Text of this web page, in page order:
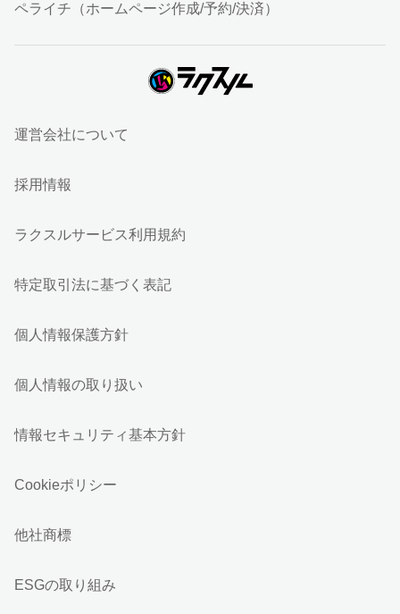
ペライチ（ホームページ作成/予約/決済）
運営会社について
採用情報
ラクスルサービス利用規約
特定取引法に基づく表記
個人情報保護方針
個人情報の取り扱い
情報セキュリティ基本方針
Cookieポリシー
他社商標
ESGの取り組み